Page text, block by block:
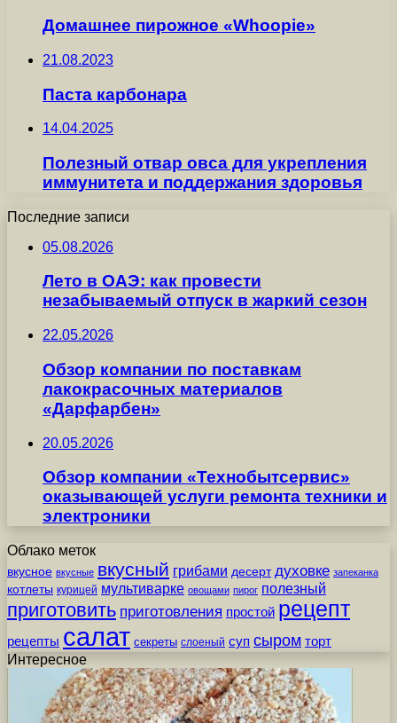
Домашнее пирожное «Whoopie»
21.08.2023
Паста карбонара
14.04.2025
Полезный отвар овса для укрепления
иммунитета и поддержания здоровья
Последние записи
05.08.2026
Лето в ОАЭ: как провести
незабываемый отпуск в жаркий сезон
22.05.2026
Обзор компании по поставкам
лакокрасочных материалов
«Дарфарбен»
20.05.2026
Обзор компании «Технобытсервис»
оказывающей услуги ремонта техники и
электроники
Облако меток
вкусное вкусные вкусный грибами десерт духовке запеканка
котлеты курицей мультиварке овощами пирог полезный
приготовить приготовления простой рецепт
рецепты салат секреты слоеный суп сыром торт
Интересное